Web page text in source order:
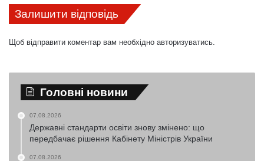
Залишити відповідь
Щоб відправити коментар вам необхідно авторизуватись.
Головні новини
07.08.2026
Державні стандарти освіти знову змінено: що
передбачає рішення Кабінету Міністрів України
07.08.2026